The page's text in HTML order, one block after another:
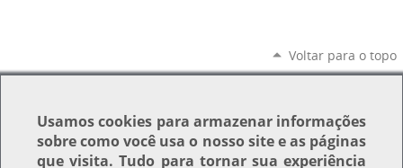
Voltar para o topo
Usamoscookies para armazenar informações
sobre como você usa o nosso site e as páginas
que visita. Tudo para tornar sua experiência